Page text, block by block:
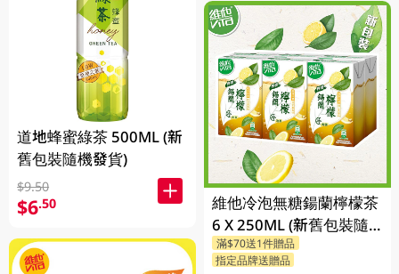
道地蜂蜜綠茶 500ML (新
舊包裝隨機發貨)
$9.50
$6.50
維他冷泡無糖鍚蘭檸檬茶
6 X 250ML (新舊包裝隨
機發貨)
滿$70送1件贈品
指定品牌送贈品